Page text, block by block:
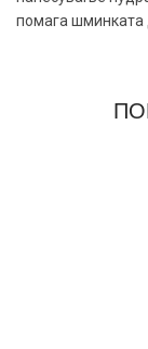
помага шминката